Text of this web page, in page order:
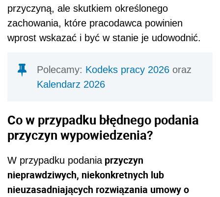
przyczyną, ale skutkiem określonego
zachowania, które pracodawca powinien
wprost wskazać i być w stanie je udowodnić.
Polecamy: Kodeks pracy 2026 oraz
Kalendarz 2026
Co w przypadku błędnego podania
przyczyn wypowiedzenia?
W przypadku podaniaprzyczyn
nieprawdziwych, niekonkretnych lub
nieuzasadniających rozwiązania umowy o